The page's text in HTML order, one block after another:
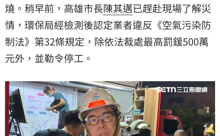
燒。稍早前，高雄市長陳其邁已趕赴現場了解災
情，環保局經檢測後認定業者違反《空氣污染防
制法》第32條規定，除依法裁處最高罰鍰500萬
元外，並勒令停工。